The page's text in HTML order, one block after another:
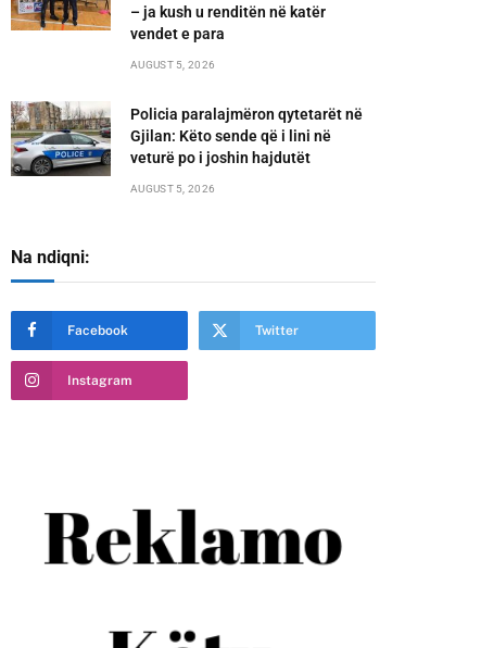
– ja kush u renditën në katër
vendet e para
AUGUST 5, 2026
Policia paralajmëron qytetarët në
Gjilan: Këto sende që i lini në
veturë po i joshin hajdutët
AUGUST 5, 2026
Na ndiqni:
Facebook Twitter
Instagram